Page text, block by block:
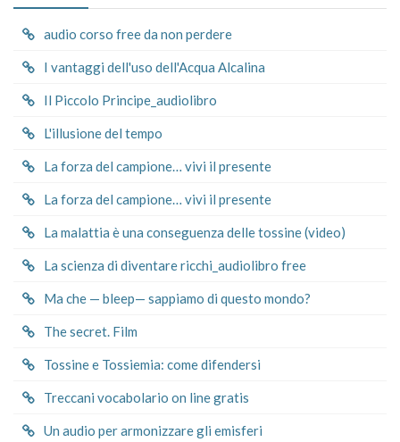
audio corso free da non perdere
I vantaggi dell'uso dell'Acqua Alcalina
Il Piccolo Principe_audiolibro
L'illusione del tempo
La forza del campione… vivi il presente
La forza del campione… vivi il presente
La malattia è una conseguenza delle tossine (video)
La scienza di diventare ricchi_audiolibro free
Ma che — bleep— sappiamo di questo mondo?
The secret. Film
Tossine e Tossiemia: come difendersi
Treccani vocabolario on line gratis
Un audio per armonizzare gli emisferi